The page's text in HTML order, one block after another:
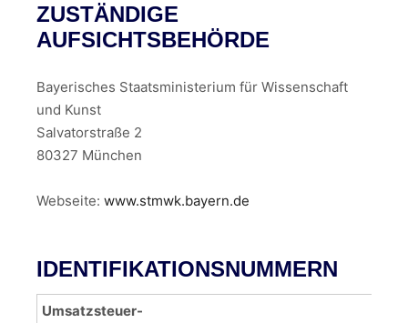
ZUSTÄNDIGE
AUFSICHTSBEHÖRDE
Bayerisches Staatsministerium für Wissenschaft
und Kunst
Salvatorstraße 2
80327 München
Webseite: www.stmwk.bayern.de
IDENTIFIKATIONSNUMMERN
Umsatzsteuer-